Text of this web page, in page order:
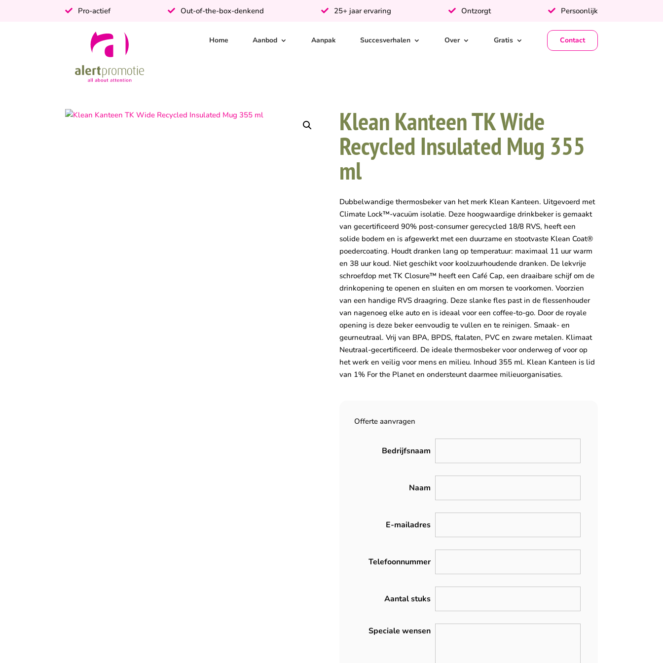
Pro-actief Out-of-the-box-denkend 25+ jaar ervaring Ontzorgt Persoonlijk
Home Aanbod Aanpak Succesverhalen Over Gratis Contact
Klean Kanteen TK Wide
Recycled Insulated Mug 355
ml
Dubbelwandige thermosbeker van het merk Klean Kanteen. Uitgevoerd met
Climate Lock™-vacuüm isolatie. Deze hoogwaardige drinkbeker is gemaakt
van gecertificeerd 90% post-consumer gerecycled 18/8 RVS, heeft een
solide bodem en is afgewerkt met een duurzame en stootvaste Klean Coat®
poedercoating. Houdt dranken lang op temperatuur: maximaal 11 uur warm
en 38 uur koud. Niet geschikt voor koolzuurhoudende dranken. De lekvrije
schroefdop met TK Closure™ heeft een Café Cap, een draaibare schijf om de
drinkopening te openen en sluiten en om morsen te voorkomen. Voorzien
van een handige RVS draagring. Deze slanke fles past in de flessenhouder
van nagenoeg elke auto en is ideaal voor een coffee-to-go. Door de royale
opening is deze beker eenvoudig te vullen en te reinigen. Smaak- en
geurneutraal. Vrij van BPA, BPDS, ftalaten, PVC en zware metalen. Klimaat
Neutraal-gecertificeerd. De ideale thermosbeker voor onderweg of voor op
het werk en veilig voor mens en milieu. Inhoud 355 ml. Klean Kanteen is lid
van 1% For the Planet en ondersteunt daarmee milieuorganisaties.
Offerte aanvragen
Bedrijfsnaam
Naam
E-mailadres
Telefoonnummer
Aantal stuks
Speciale wensen